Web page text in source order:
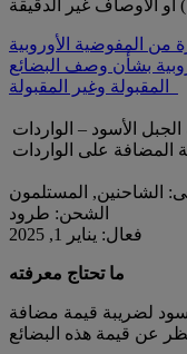
بشأن وصف البضائع
الأسود – الواردات
الشاحنين, المستلمون
الشحن: طرود
فعال: يناير 1, 2025
ما تحتاج معرفته
لضريبة قيمة مضافة